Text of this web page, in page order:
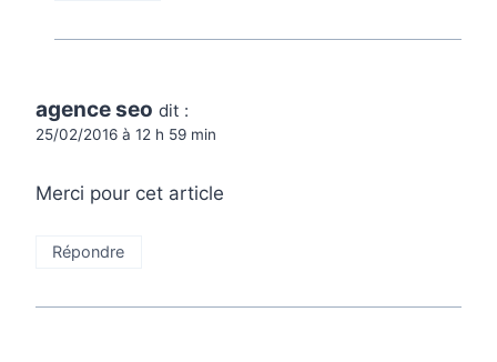
agence seo dit :
25/02/2016 à 12 h 59 min
Merci pour cet article
Répondre